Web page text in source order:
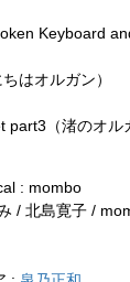
Keyboard
はオルガン）
part3（渚のオル
: mombo
/ 北島寛子 /